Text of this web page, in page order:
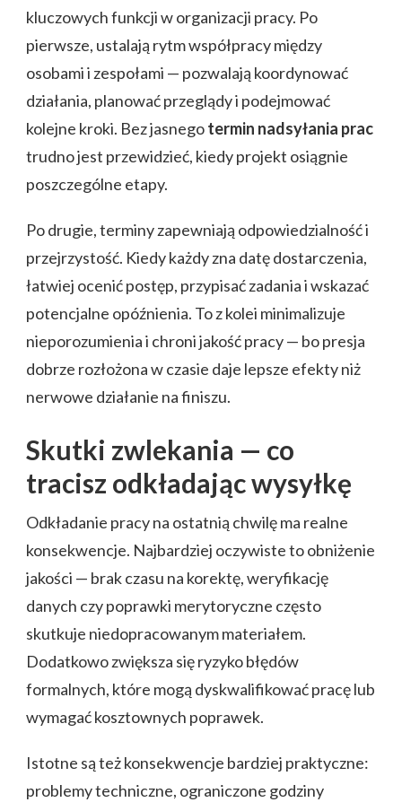
kluczowych funkcji w organizacji pracy. Po
pierwsze, ustalają rytm współpracy między
osobami i zespołami — pozwalają koordynować
działania, planować przeglądy i podejmować
kolejne kroki. Bez jasnegotermin nadsyłania prac
trudno jest przewidzieć, kiedy projekt osiągnie
poszczególne etapy.
Po drugie, terminy zapewniają odpowiedzialność i
przejrzystość. Kiedy każdy zna datę dostarczenia,
łatwiej ocenić postęp, przypisać zadania i wskazać
potencjalne opóźnienia. To z kolei minimalizuje
nieporozumienia i chroni jakość pracy — bo presja
dobrze rozłożona w czasie daje lepsze efekty niż
nerwowe działanie na finiszu.
Skutki zwlekania — co
tracisz odkładając wysyłkę
Odkładanie pracy na ostatnią chwilę ma realne
konsekwencje. Najbardziej oczywiste to obniżenie
jakości — brak czasu na korektę, weryfikację
danych czy poprawki merytoryczne często
skutkuje niedopracowanym materiałem.
Dodatkowo zwiększa się ryzyko błędów
formalnych, które mogą dyskwalifikować pracę lub
wymagać kosztownych poprawek.
Istotne są też konsekwencje bardziej praktyczne:
problemy techniczne, ograniczone godziny